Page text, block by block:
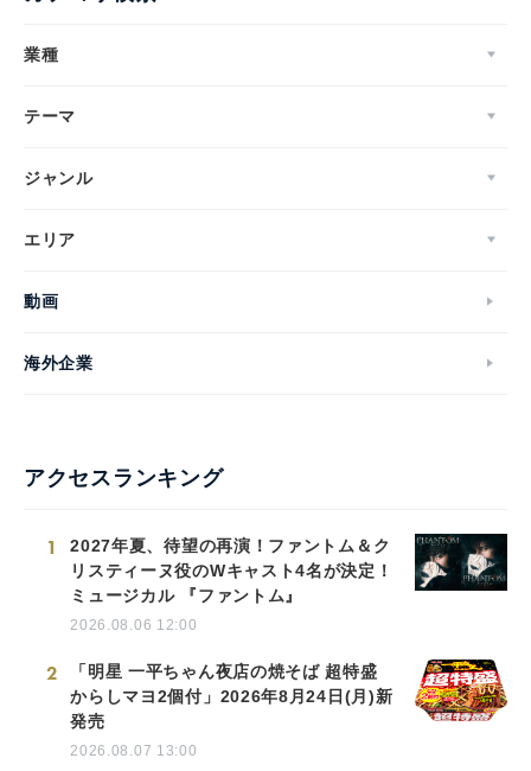
業種
テーマ
ジャンル
エリア
動画
海外企業
アクセスランキング
1
2027年夏、待望の再演！ファントム＆ク
リスティーヌ役のWキャスト4名が決定！
ミュージカル 『ファントム』
2026.08.06 12:00
2
「明星 一平ちゃん夜店の焼そば 超特盛
からしマヨ2個付」2026年8月24日(月)新
発売
2026.08.07 13:00